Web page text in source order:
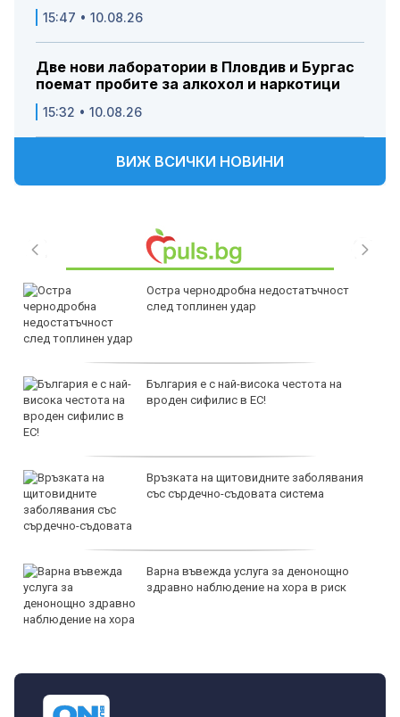
15:47 • 10.08.26
Две нови лаборатории в Пловдив и Бургас
поемат пробите за алкохол и наркотици
15:32 • 10.08.26
ВИЖ ВСИЧКИ НОВИНИ
Остра чернодробна недостатъчност
след топлинен удар
България е с най-висока честота на
вроден сифилис в ЕС!
Връзката на щитовидните заболявания
със сърдечно-съдовата система
Варна въвежда услуга за денонощно
здравно наблюдение на хора в риск